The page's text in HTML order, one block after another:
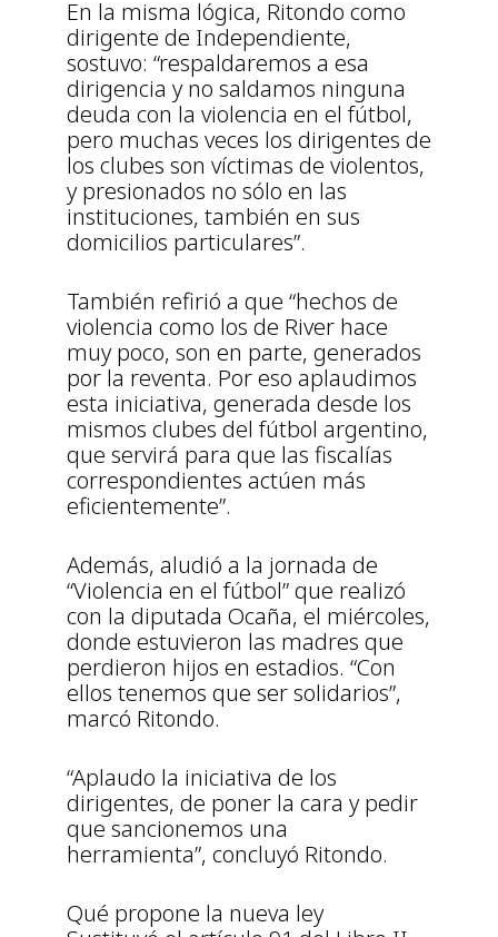
En la misma lógica, Ritondo como
dirigente de Independiente,
sostuvo: “respaldaremos a esa
dirigencia y no saldamos ninguna
deuda con la violencia en el fútbol,
pero muchas veces los dirigentes de
los clubes son víctimas de violentos,
y presionados no sólo en las
instituciones, también en sus
domicilios particulares”.
También refirió a que “hechos de
violencia como los de River hace
muy poco, son en parte, generados
por la reventa. Por eso aplaudimos
esta iniciativa, generada desde los
mismos clubes del fútbol argentino,
que servirá para que las fiscalías
correspondientes actúen más
eficientemente”.
Además, aludió a la jornada de
“Violencia en el fútbol” que realizó
con la diputada Ocaña, el miércoles,
donde estuvieron las madres que
perdieron hijos en estadios. “Con
ellos tenemos que ser solidarios”,
marcó Ritondo.
“Aplaudo la iniciativa de los
dirigentes, de poner la cara y pedir
que sancionemos una
herramienta”, concluyó Ritondo.
Qué propone la nueva ley